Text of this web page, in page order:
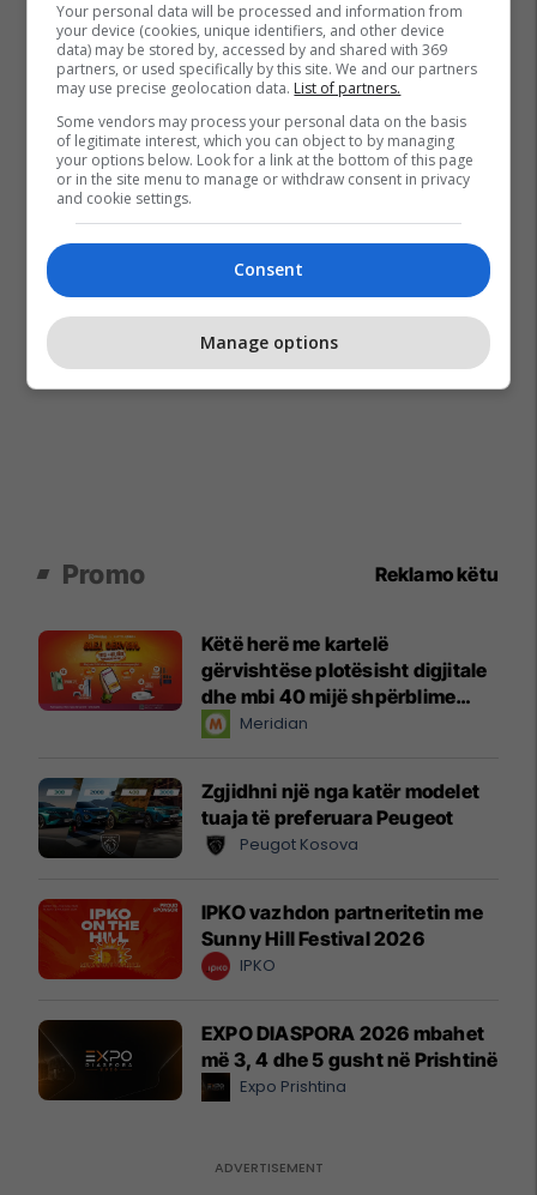
Promo Reklamo këtu
Këtë herë me kartelë
gërvishtëse plotësisht digjitale
dhe mbi 40 mijë shpërblime
instant!Meridian
Zgjidhni një nga katër modelet
tuaja të preferuara Peugeot
Peugot Kosova
IPKO vazhdon partneritetin me
Sunny Hill Festival 2026
IPKO
EXPO DIASPORA 2026 mbahet
më 3, 4 dhe 5 gusht në Prishtinë
Expo Prishtina
Your personal data will be processed and information from
your device (cookies, unique identifiers, and other device
data) may be stored by, accessed by and shared with 369
partners, or used specifically by this site. We and our partners
may use precise geolocation data. List of partners.
Some vendors may process your personal data on the basis
of legitimate interest, which you can object to by managing
your options below. Look for a link at the bottom of this page
or in the site menu to manage or withdraw consent in privacy
and cookie settings.
Consent
Manage options